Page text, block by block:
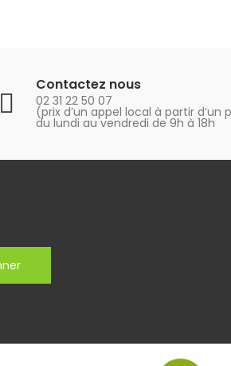
Contactez nous
02 31 22 50 07
(prix d’un appel local à partir d’un
du lundi au vendredi de 9h à 18h